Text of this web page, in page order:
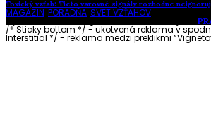
Toxický vzťah: Tieto varovné signály rozhodne
MAGAZÍN PORADŇA SVET VZŤAHOV
Vytvorené s láskou pre vás © Akčné ženy •
/* Sticky bottom */ - ukotvená reklama v
Interstitial */ - reklama medzi preklikmi